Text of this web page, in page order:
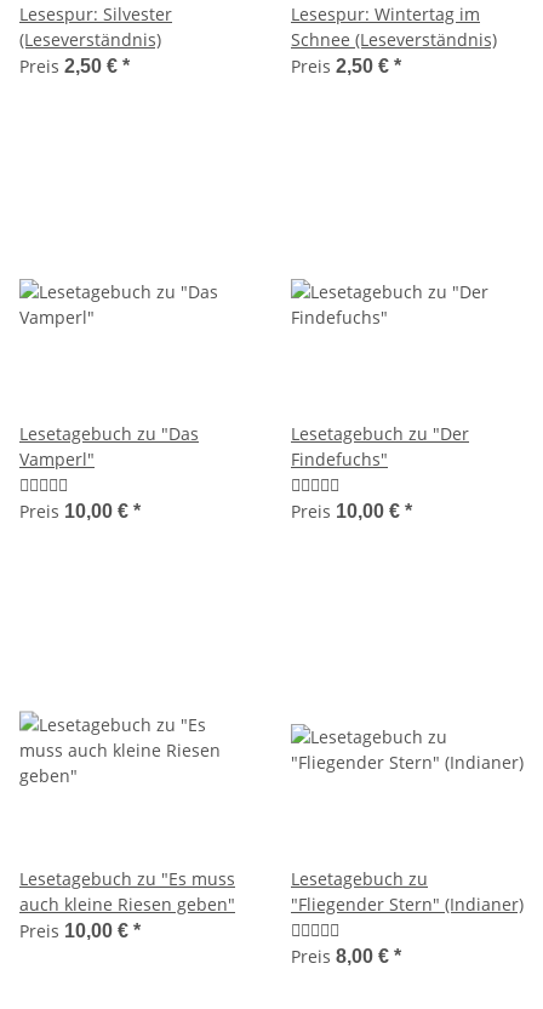
Lesespur: Silvester
(Leseverständnis)
Preis 2,50 € *
Lesespur: Wintertag im
Schnee (Leseverständnis)
Preis 2,50 € *
Lesetagebuch zu "Das
Vamperl"
Preis 10,00 € *
Lesetagebuch zu "Der
Findefuchs"
Preis 10,00 € *
Lesetagebuch zu "Es muss
auch kleine Riesen geben"
Preis 10,00 € *
Lesetagebuch zu
"Fliegender Stern" (Indianer)
Preis 8,00 € *